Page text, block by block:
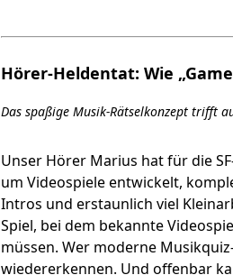
Hörer-Heldentat: Wie
Das spaßige Musik-Rätselkonzept trifft
Unser Hörer Marius hat für die
um Videospiele entwickelt,
Intros und erstaunlich viel
Spiel, bei dem bekannte
müssen. Wer moderne
wiedererkennen. Und offenbar